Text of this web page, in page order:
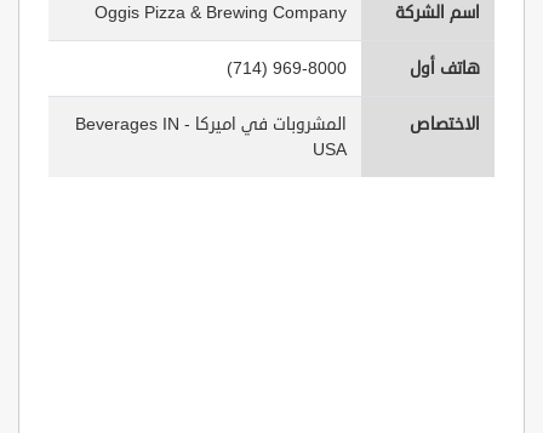
اسم الشركة Oggis Pizza & Brewing Company
هاتف أول (714) 969-8000
الاختصاص
المشروبات في اميركا - Beverages IN
USA